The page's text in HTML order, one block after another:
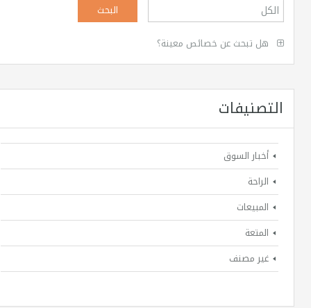
هل تبحث عن خصائص معينة؟
التصنيفات
أخبار السوق
الراحة
المبيعات
المتعة
غير مصنف